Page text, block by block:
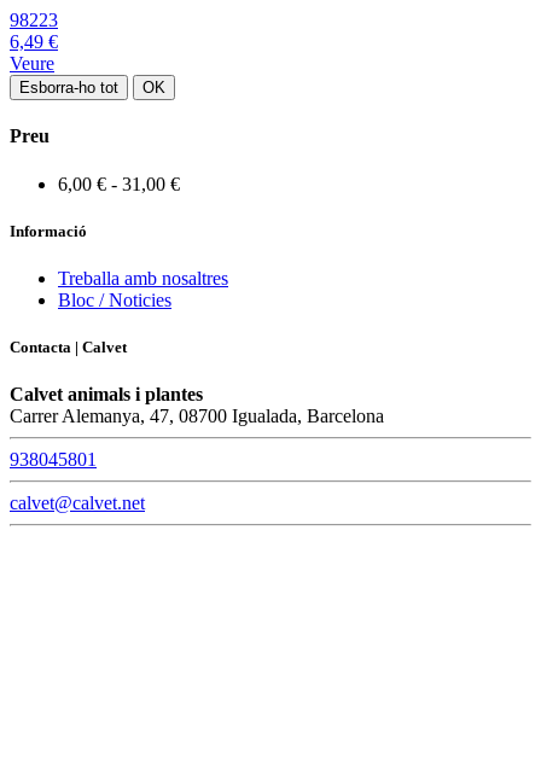
98223
6,49 €
Veure
Esborra-ho tot OK
Preu
6,00 € - 31,00 €
Informació
Treballa amb nosaltres
Bloc / Noticies
Contacta | Calvet
Calvet animals i plantes
Carrer Alemanya, 47, 08700 Igualada, Barcelona
938045801
calvet@calvet.net